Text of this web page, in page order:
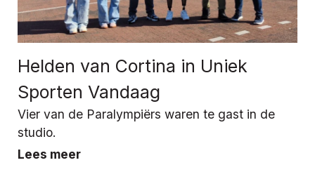
Helden van Cortina in Uniek
Sporten Vandaag
Vier van de Paralympiërs waren te gast in de
studio.
Lees meer